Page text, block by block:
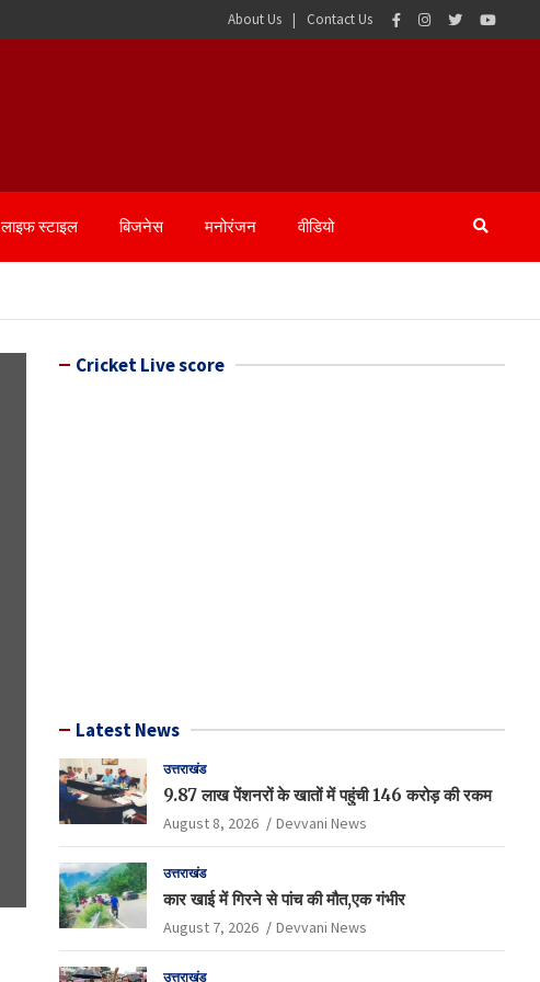
About Us Contact Us
लाइफ स्टाइल बिजनेस मनोरंजन वीडियो
Cricket Live score
Latest News
उत्तराखंड
9.87 लाख पेंशनरों के खातों में पहुंची 146 करोड़ की रकम
August 8, 2026 Devvani News
उत्तराखंड
कार खाई में गिरने से पांच की मौत,एक गंभीर
August 7, 2026 Devvani News
उत्तराखंड